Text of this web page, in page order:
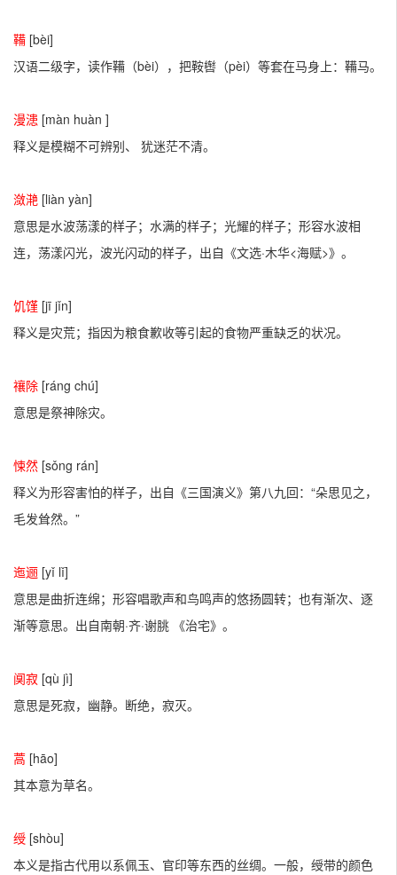
鞴 [bèi]
汉语二级字，读作鞴（bèi），把鞍辔（pèi）等套在马身上：鞴马。
漫漶 [màn huàn ]
释义是模糊不可辨别、 犹迷茫不清。
潋滟 [liàn yàn]
意思是水波荡漾的样子；水满的样子；光耀的样子；形容水波相
连，荡漾闪光，波光闪动的样子，出自《文选·木华<海赋>》。
饥馑 [jī jǐn]
释义是灾荒；指因为粮食歉收等引起的食物严重缺乏的状况。
禳除 [ráng chú]
意思是祭神除灾。
悚然 [sǒng rán]
释义为形容害怕的样子，出自《三国演义》第八九回：“朵思见之，
毛发耸然。”
迤逦 [yǐ lǐ]
意思是曲折连绵；形容唱歌声和鸟鸣声的悠扬圆转；也有渐次、逐
渐等意思。出自南朝·齐·谢朓 《治宅》。
阒寂 [qù jì]
意思是死寂，幽静。断绝，寂灭。
蒿 [hāo]
其本意为草名。
绶 [shòu]
本义是指古代用以系佩玉、官印等东西的丝绸。一般，绶带的颜色